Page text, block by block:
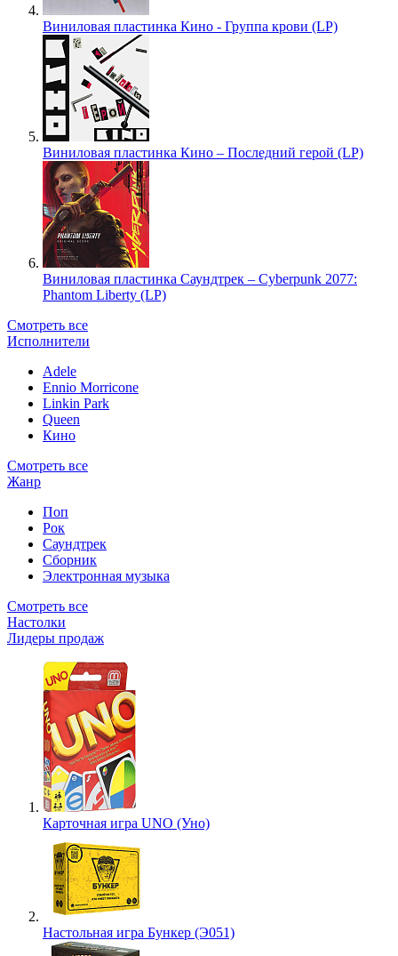
Виниловая пластинка Кино - Группа крови (LP)
Виниловая пластинка Кино – Последний герой (LP)
Виниловая пластинка Саундтрек – Cyberpunk 2077:
Phantom Liberty (LP)
Смотреть все
Исполнители
Adele
Ennio Morricone
Linkin Park
Queen
Кино
Смотреть все
Жанр
Поп
Рок
Саундтрек
Сборник
Электронная музыка
Смотреть все
Настолки
Лидеры продаж
Карточная игра UNO (Уно)
Настольная игра Бункер (Э051)